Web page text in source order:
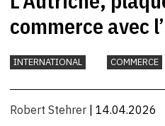
commerce avec
INTERNATIONAL COMMERCE
Robert Stehrer | 14.04.2026